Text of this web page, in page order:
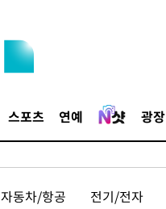
스포츠 연예 광장
자동차/항공 전기/전자